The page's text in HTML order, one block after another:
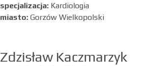
specjalizacja: Kardiologia
miasto: Gorzów Wielkopolski
Zdzisław Kaczmarzyk